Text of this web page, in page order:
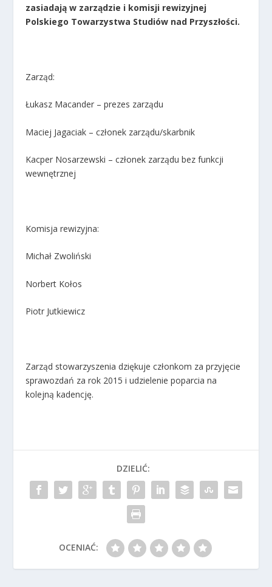
zasiadają w zarządzie i komisji rewizyjnej
Polskiego Towarzystwa Studiów nad Przyszłości.
Zarząd:
Łukasz Macander – prezes zarządu
Maciej Jagaciak – członek zarządu/skarbnik
Kacper Nosarzewski – członek zarządu bez funkcji
wewnętrznej
Komisja rewizyjna:
Michał Zwoliński
Norbert Kołos
Piotr Jutkiewicz
Zarząd stowarzyszenia dziękuje członkom za przyjęcie
sprawozdań za rok 2015 i udzielenie poparcia na
kolejną kadencję.
DZIELIĆ:
OCENIAĆ: